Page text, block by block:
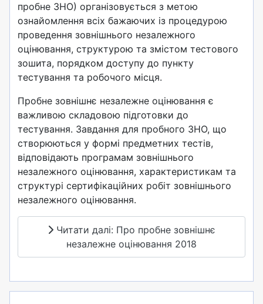
пробне ЗНО) організовується з метою
ознайомлення всіх бажаючих із процедурою
проведення зовнішнього незалежного
оцінювання, структурою та змістом тестового
зошита, порядком доступу до пункту
тестування та робочого місця.
Пробне зовнішнє незалежне оцінювання є
важливою складовою підготовки до
тестування. Завдання для пробного ЗНО, що
створюються у формі предметних тестів,
відповідають програмам зовнішнього
незалежного оцінювання, характеристикам та
структурі сертифікаційних робіт зовнішнього
незалежного оцінювання.
Читати далі: Про пробне зовнішнє
незалежне оцінювання 2018